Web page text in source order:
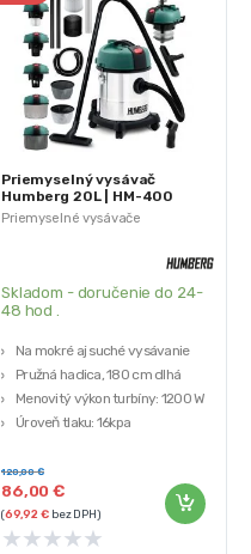
Priemyselné vysávače
Priemyselný vysávač
Humberg 20L | HM-400
Skladom - doručenie do 24-
48 hod .
Na mokré aj suché vysávanie
Pružná hadica, 180 cm dlhá
Menovitý výkon turbíny: 1200 W
Úroveň tlaku: 16kpa
86,00€
120,00€
(69,92€bez DPH)
★★★★★